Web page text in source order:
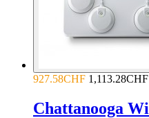
927.58CHF 1,113.28CHF
Chattanooga